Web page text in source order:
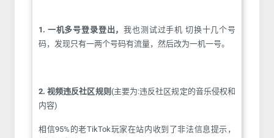
1. 一机多号登录登出，我也测试过手机 切换十几个号
码，发现只有一两个号码有流量，然后改为一机一号。
2. 视频违反社区规则 (主要为:违反社区规定的音乐侵权和
内容)
相信95%的老TikTok玩家在站内收到了非法信息提示，